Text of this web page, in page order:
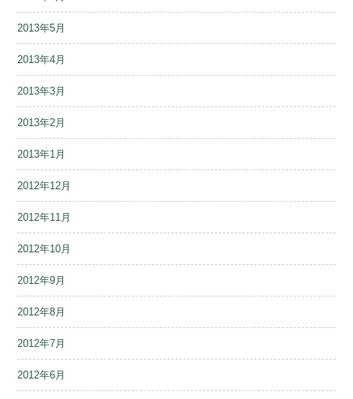
2013年5月
2013年4月
2013年3月
2013年2月
2013年1月
2012年12月
2012年11月
2012年10月
2012年9月
2012年8月
2012年7月
2012年6月